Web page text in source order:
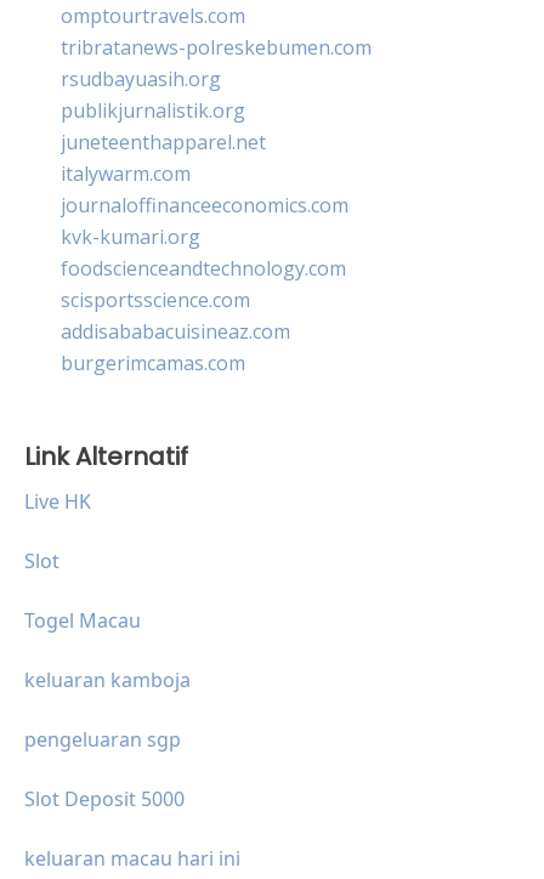
omptourtravels.com
tribratanews-polreskebumen.com
rsudbayuasih.org
publikjurnalistik.org
juneteenthapparel.net
italywarm.com
journaloffinanceeconomics.com
kvk-kumari.org
foodscienceandtechnology.com
scisportsscience.com
addisababacuisineaz.com
burgerimcamas.com
Link Alternatif
Live HK
Slot
Togel Macau
keluaran kamboja
pengeluaran sgp
Slot Deposit 5000
keluaran macau hari ini